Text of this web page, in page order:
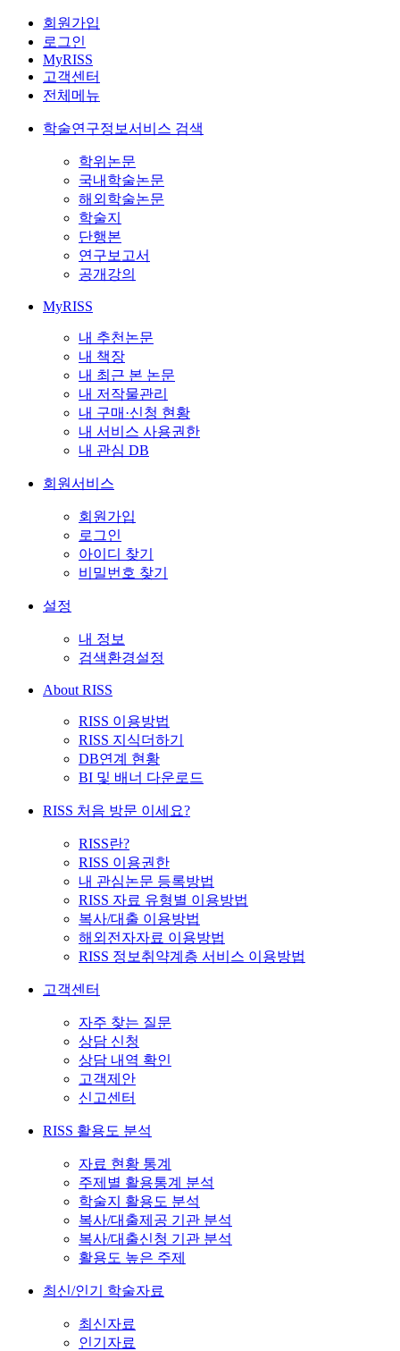
회원가입
로그인
MyRISS
고객센터
전체메뉴
학술연구정보서비스 검색
학위논문
국내학술논문
해외학술논문
학술지
단행본
연구보고서
공개강의
MyRISS
내 추천논문
내 책장
내 최근 본 논문
내 저작물관리
내 구매·신청 현황
내 서비스 사용권한
내 관심 DB
회원서비스
회원가입
로그인
아이디 찾기
비밀번호 찾기
설정
내 정보
검색환경설정
About RISS
RISS 이용방법
RISS 지식더하기
DB연계 현황
BI 및 배너 다운로드
RISS 처음 방문 이세요?
RISS란?
RISS 이용권한
내 관심논문 등록방법
RISS 자료 유형별 이용방법
복사/대출 이용방법
해외전자자료 이용방법
RISS 정보취약계층 서비스 이용방법
고객센터
자주 찾는 질문
상담 신청
상담 내역 확인
고객제안
신고센터
RISS 활용도 분석
자료 현황 통계
주제별 활용통계 분석
학술지 활용도 분석
복사/대출제공 기관 분석
복사/대출신청 기관 분석
활용도 높은 주제
최신/인기 학술자료
최신자료
인기자료